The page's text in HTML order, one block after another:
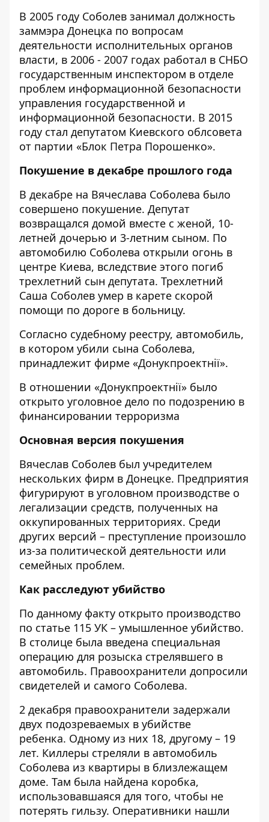
В 2005 году Соболев занимал должность
заммэра Донецка по вопросам
деятельности исполнительных органов
власти, в 2006 - 2007 годах работал в СНБО
государственным инспектором в отделе
проблем информационной безопасности
управления государственной и
информационной безопасности. В 2015
году стал депутатом Киевского облсовета
от партии «Блок Петра Порошенко».
Покушение в декабре прошлого года
В декабре на Вячеслава Соболева было
совершено покушение. Депутат
возвращался домой вместе с женой, 10-
летней дочерью и 3-летним сыном. По
автомобилю Соболева открыли огонь в
центре Киева, вследствие этого погиб
трехлетний сын депутата. Трехлетний
Саша Соболев умер в карете скорой
помощи по дороге в больницу.
Согласно судебному реестру, автомобиль,
в котором убили сына Соболева,
принадлежит фирме «Донукпроектнії».
В отношении «Донукпроектнії» было
открыто уголовное дело по подозрению в
финансировании терроризма
Основная версия покушения
Вячеслав Соболев был учредителем
нескольких фирм в Донецке. Предприятия
фигурируют в уголовном производстве о
легализации средств, полученных на
оккупированных территориях. Среди
других версий – преступление произошло
из-за политической деятельности или
семейных проблем.
Как расследуют убийство
По данному факту открыто производство
по статье 115 УК – умышленное убийство.
В столице была введена специальная
операцию для розыска стрелявшего в
автомобиль. Правоохранители допросили
свидетелей и самого Соболева.
2 декабря правоохранители задержали
двух подозреваемых в убийстве
ребенка. Одному из них 18, другому – 19
лет. Киллеры стреляли в автомобиль
Соболева из квартиры в близлежащем
доме. Там была найдена коробка,
использовавшаяся для того, чтобы не
потерять гильзу. Оперативники нашли